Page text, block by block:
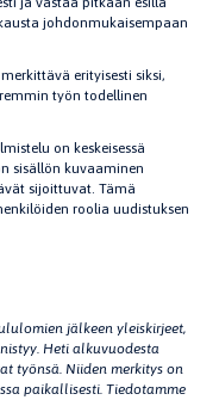
johdonmukaisempaan
erityisesti siksi,
työn todellinen
on keskeisessä
sisällön kuvaaminen
sijoittuvat. Tämä
roolia uudistuksen
jälkeen yleiskirjeet,
Heti alkuvuodesta
työnsä. Niiden merkitys on
paikallisesti. Tiedotamme